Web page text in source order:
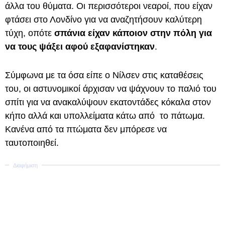
άλλα του θύματα. Οι περισσότεροι νεαροί, που είχαν
φτάσει στο Λονδίνο για να αναζητήσουν καλύτερη
τύχη, οπότε σπάνια είχαν κάποιον στην πόλη για
να τους ψάξει αφού εξαφανίστηκαν.
Σύμφωνα με τα όσα είπε ο Νίλσεν στις καταθέσεις
του, οι αστυνομικοί άρχισαν να ψάχνουν το παλιό του
σπίτι για να ανακαλύψουν εκατοντάδες κόκαλα στον
κήπο αλλά και υπολλείματα κάτω από το πάτωμα.
Κανένα από τα πτώματα δεν μπόρεσε να
ταυτοποιηθεί.